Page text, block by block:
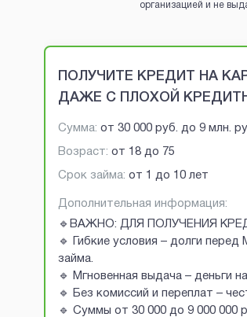
организацией и не
Brobaza - VIP-
ПОЛУЧИТЕ КРЕДИТ НА
ДАЖЕ С ПЛОХОЙ
Сумма: от 30 000 руб. до 9 млн.
Возраст: от 18 до 75
Срок займа: от 1 до 10 лет
Дополнительная информация:
🔹ВАЖНО: ДЛЯ ПОЛУЧЕНИЯ
🔹 Гибкие условия – долги
займа.
🔹 Мгновенная выдача – деньги
🔹 Без комиссий и переплат –
🔹 Суммы от 30 000 до 9 000 000